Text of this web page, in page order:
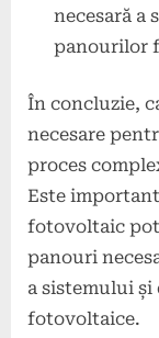
necesară a
panourilor
În concluzie,
necesare
proces
Este
fotovoltaic
panouri
a sistemului
fotovoltaice.